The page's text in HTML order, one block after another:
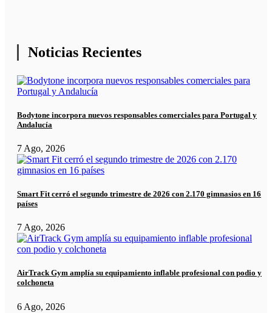
Noticias Recientes
Bodytone incorpora nuevos responsables comerciales para Portugal y
Andalucía
7 Ago, 2026
Smart Fit cerró el segundo trimestre de 2026 con 2.170 gimnasios en 16
países
7 Ago, 2026
AirTrack Gym amplía su equipamiento inflable profesional con podio y
colchoneta
6 Ago, 2026